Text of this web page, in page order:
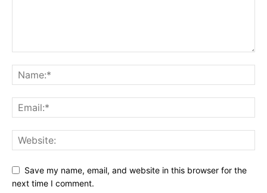
Save my name, email, and website in this browser for the
next time I comment.